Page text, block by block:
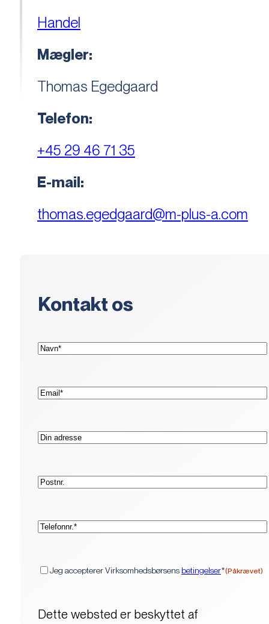
Handel
Mægler:
Thomas Egedgaard
Telefon:
+45 29 46 71 35
E-mail:
thomas.egedgaard@m-plus-a.com
Kontakt os
Navn*
E-
mail*
Adresse
Postnr.
Telefon*
Jeg accepterer Virksomhedsbørsens betingelser*(Påkrævet)
Dette websted er beskyttet af